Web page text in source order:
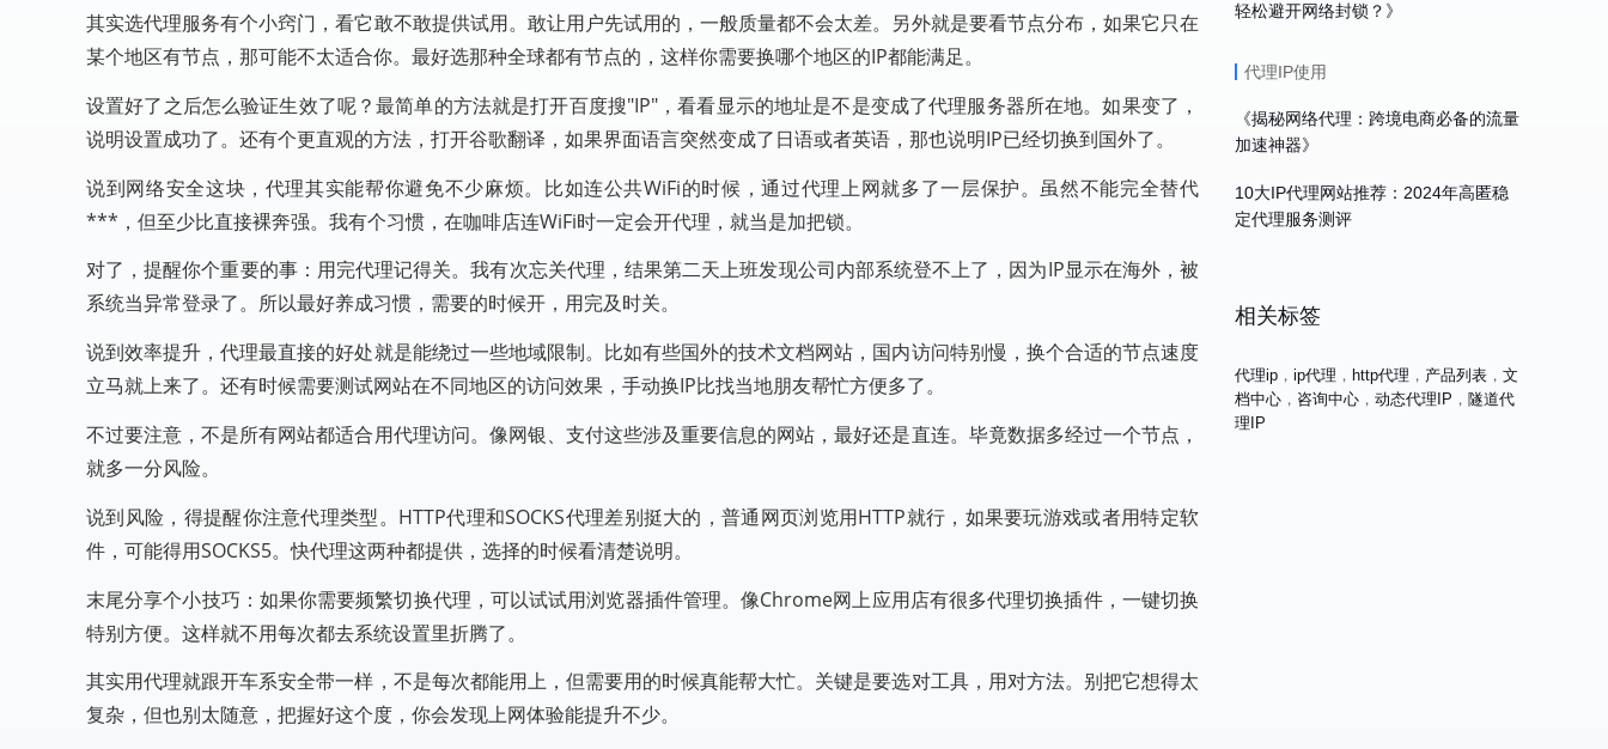
其实选代理服务有个小窍门，看它敢不敢提供试用。敢让用户先试用的，一般质量都不会太差。另外就是要看节点分布，如果它只在
某个地区有节点，那可能不太适合你。最好选那种全球都有节点的，这样你需要换哪个地区的IP都能满足。
设置好了之后怎么验证生效了呢？最简单的方法就是打开百度搜"IP"，看看显示的地址是不是变成了代理服务器所在地。如果变了，
说明设置成功了。还有个更直观的方法，打开谷歌翻译，如果界面语言突然变成了日语或者英语，那也说明IP已经切换到国外了。
说到网络安全这块，代理其实能帮你避免不少麻烦。比如连公共WiFi的时候，通过代理上网就多了一层保护。虽然不能完全替代
***，但至少比直接裸奔强。我有个习惯，在咖啡店连WiFi时一定会开代理，就当是加把锁。
对了，提醒你个重要的事：用完代理记得关。我有次忘关代理，结果第二天上班发现公司内部系统登不上了，因为IP显示在海外，被
系统当异常登录了。所以最好养成习惯，需要的时候开，用完及时关。
说到效率提升，代理最直接的好处就是能绕过一些地域限制。比如有些国外的技术文档网站，国内访问特别慢，换个合适的节点速度
立马就上来了。还有时候需要测试网站在不同地区的访问效果，手动换IP比找当地朋友帮忙方便多了。
不过要注意，不是所有网站都适合用代理访问。像网银、支付这些涉及重要信息的网站，最好还是直连。毕竟数据多经过一个节点，
就多一分风险。
说到风险，得提醒你注意代理类型。HTTP代理和SOCKS代理差别挺大的，普通网页浏览用HTTP就行，如果要玩游戏或者用特定软
件，可能得用SOCKS5。快代理这两种都提供，选择的时候看清楚说明。
末尾分享个小技巧：如果你需要频繁切换代理，可以试试用浏览器插件管理。像Chrome网上应用店有很多代理切换插件，一键切换
特别方便。这样就不用每次都去系统设置里折腾了。
其实用代理就跟开车系安全带一样，不是每次都能用上，但需要用的时候真能帮大忙。关键是要选对工具，用对方法。别把它想得太
复杂，但也别太随意，把握好这个度，你会发现上网体验能提升不少。
轻松避开网络封锁？》
代理IP使用
《揭秘网络代理：跨境电商必备的流量
加速神器》
10大IP代理网站推荐：2024年高匿稳
定代理服务测评
相关标签
代理ip ， ip代理 ， http代理 ， 产品列表 ， 文
档中心 ， 咨询中心 ， 动态代理IP ， 隧道代
理IP